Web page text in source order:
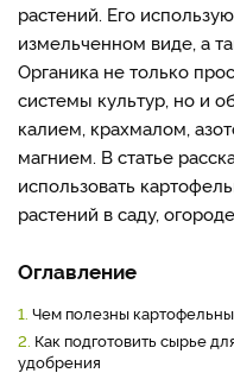
растений. Его
измельченном виде, а
Органика не только
системы культур, но и
калием, крахмалом,
магнием. В статье
использовать
растений в саду,
Оглавление
1. Чем полезны
2. Как подготовить сырье
удобрения